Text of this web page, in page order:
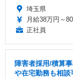
埼玉県
月給38万円～
正社員
障害者採用/積算
や在宅勤務も相談